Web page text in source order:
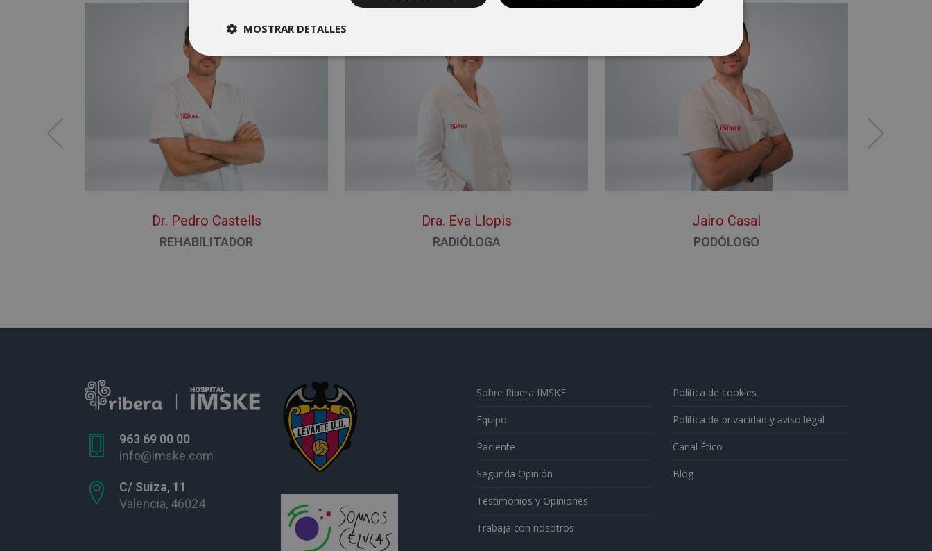
Dr. Pedro Castells
REHABILITADOR
Dra. Eva Llopis
RADIÓLOGA
Jairo Casal
PODÓLOGO
963 69 00 00
info@imske.com
C/ Suiza, 11
Valencia, 46024
Sobre Ribera IMSKE
Equipo
Paciente
Segunda Opinión
Testimonios y Opiniones
Trabaja con nosotros
Política de cookies
Política de privacidad y aviso legal
Canal Ético
Blog
MOSTRAR DETALLES